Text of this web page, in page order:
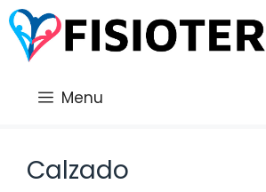
Saltar
al
contenido
Menu
Calzado